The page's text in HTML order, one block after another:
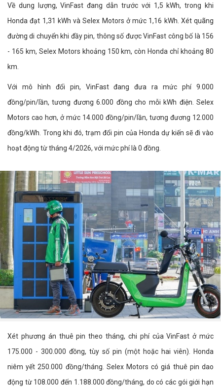
Về dung lượng, VinFast đang dẫn trước với 1,5 kWh, trong khi
Honda đạt 1,31 kWh và Selex Motors ở mức 1,16 kWh. Xét quãng
đường di chuyển khi đầy pin, thông số được VinFast công bố là 156
- 165 km, Selex Motors khoảng 150 km, còn Honda chỉ khoảng 80
km.
Với mô hình đổi pin, VinFast đang đưa ra mức phí 9.000
đồng/pin/lần, tương đương 6.000 đồng cho mỗi kWh điện. Selex
Motors cao hơn, ở mức 14.000 đồng/pin/lần, tương đương 12.000
đồng/kWh. Trong khi đó, trạm đổi pin của Honda dự kiến sẽ đi vào
hoạt động từ tháng 4/2026, với mức phí là 0 đồng.
Xét phương án thuê pin theo tháng, chi phí của VinFast ở mức
175.000 - 300.000 đồng, tùy số pin (một hoặc hai viên). Honda
niêm yết 250.000 đồng/tháng. Selex Motors có giá thuê pin dao
động từ 108.000 đến 1.188.000 đồng/tháng, do có các gói giới hạn